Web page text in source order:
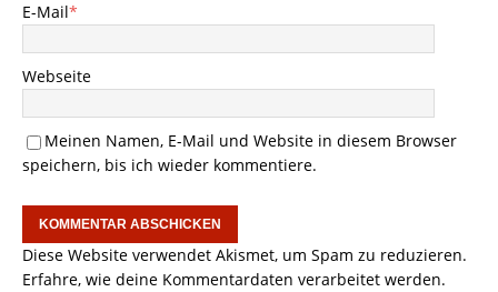
E-Mail*
Webseite
Meinen Namen, E-Mail und Website in diesem Browser
speichern, bis ich wieder kommentiere.
Diese Website verwendet Akismet, um Spam zu reduzieren.
Erfahre, wie deine Kommentardaten verarbeitet werden.